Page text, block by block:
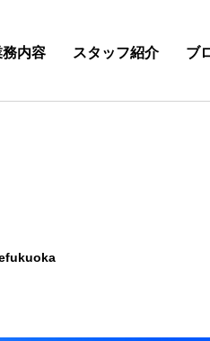
務内容 スタッフ紹介 ブ